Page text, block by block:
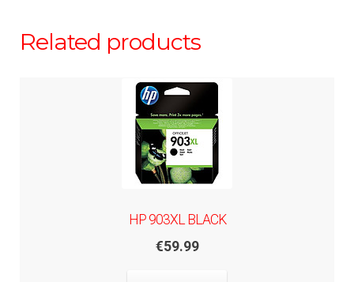
Related products
HP 903XL BLACK
€59.99